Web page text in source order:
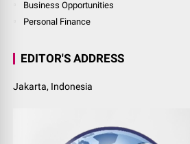
Business Opportunities
Personal Finance
EDITOR'S ADDRESS
Jakarta, Indonesia